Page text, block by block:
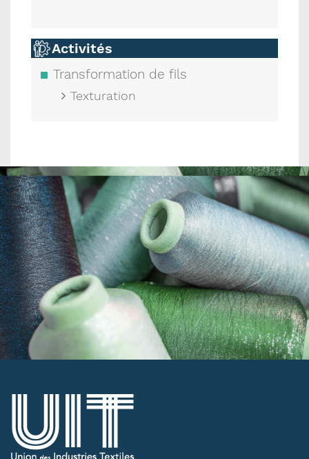
Activités
Transformation de fils
Texturation